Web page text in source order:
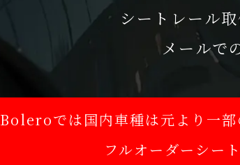
シートレール
メールで
Boleroでは国内車種は元より一
フルオーダーシー